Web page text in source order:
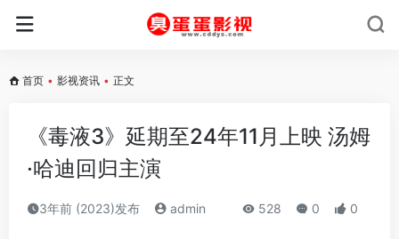
首页 • 影视资讯 • 正文
《毒液3》延期至24年11月上映 汤姆
·哈迪回归主演
3年前 (2023)发布 admin 528 0 0